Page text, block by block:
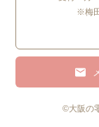
※梅
©大阪の